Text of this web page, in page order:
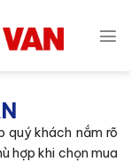
quý khách nắm rõ
hợp khi chọn mua